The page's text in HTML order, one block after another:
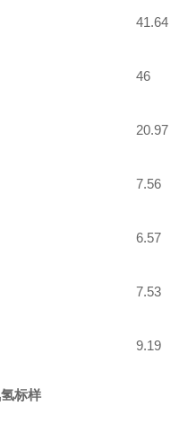
41.64
46
20.97
7.56
6.57
7.53
9.19
标样